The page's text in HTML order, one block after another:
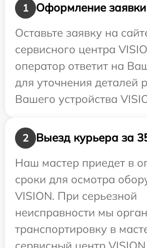
1
Оформление заявки
Оставьте заявку на
сервисного центра
оператор ответит на
для уточнения деталей
Вашего устройства
2
Выезд курьера за
Наш мастер приедет в
сроки для осмотра
VISION. При серьезной
неисправности мы
транспортировку в